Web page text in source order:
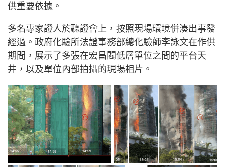
供重要依據。
多名專家證人於聽證會上，按照現場環境併湊出事發
經過。政府化驗所法證事務部總化驗師李詠文在作供
期間，展示了多張在宏昌閣低層單位之間的平台天
井，以及單位內部拍攝的現場相片。